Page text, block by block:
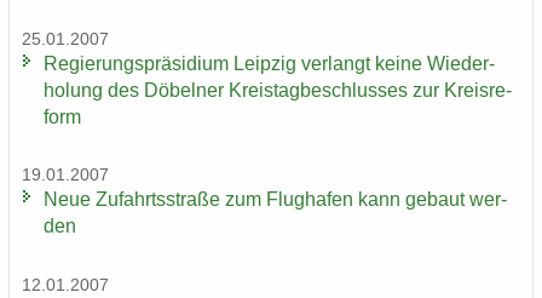
25.01.2007
Re­gie­rungs­prä­si­di­um Leip­zig ver­langt keine Wie­der­
ho­lung des Dö­bel­ner Kreis­tag­be­schlus­ses zur Kreis­re­
form
19.01.2007
Neue Zu­fahrts­stra­ße zum Flug­ha­fen kann ge­baut wer­
den
12.01.2007